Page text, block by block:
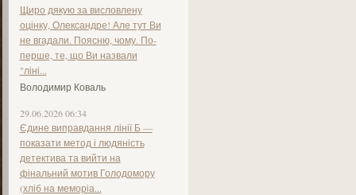
Щиро дякую за висловлену
оцінку, Олександре! Але тут Ви
не вгадали. Поясню, чому. По-
перше, те, що Ви назвали
"ліні...
Володимир Коваль
29.06.2026 06:34
Єдине виправдання лінії Б —
показати метод і людяність
детектива та вийти на
фінальний мотив Голодомору
(хліб на меморіа...